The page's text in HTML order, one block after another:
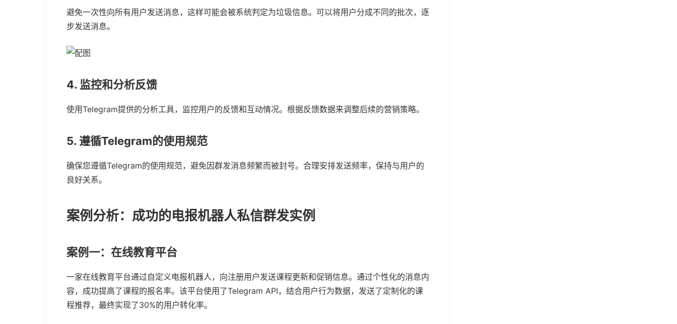
避免一次性向所有用户发送消息，这样可能会被系统判定为垃圾信息。可以将用户分成不同的批次，逐
步发送消息。
4. 监控和分析反馈
使用Telegram提供的分析工具，监控用户的反馈和互动情况。根据反馈数据来调整后续的营销策略。
5. 遵循Telegram的使用规范
确保您遵循Telegram的使用规范，避免因群发消息频繁而被封号。合理安排发送频率，保持与用户的
良好关系。
案例分析：成功的电报机器人私信群发实例
案例一：在线教育平台
一家在线教育平台通过自定义电报机器人，向注册用户发送课程更新和促销信息。通过个性化的消息内
容，成功提高了课程的报名率。该平台使用了Telegram API，结合用户行为数据，发送了定制化的课
程推荐，最终实现了30%的用户转化率。